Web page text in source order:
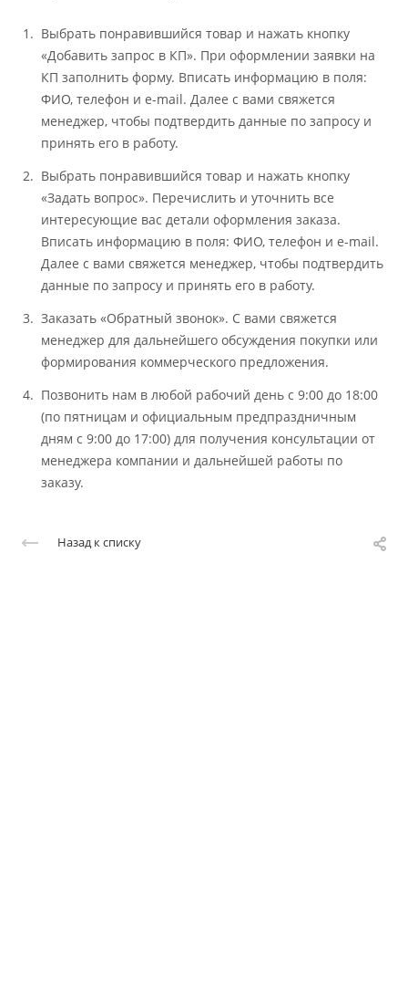
Выбрать понравившийся товар и нажать кнопку
«Добавить запрос в КП». При оформлении заявки на
КП заполнить форму. Вписать информацию в поля:
ФИО, телефон и e-mail. Далее с вами свяжется
менеджер, чтобы подтвердить данные по запросу и
принять его в работу.
Выбрать понравившийся товар и нажать кнопку
«Задать вопрос». Перечислить и уточнить все
интересующие вас детали оформления заказа.
Вписать информацию в поля: ФИО, телефон и e-mail.
Далее с вами свяжется менеджер, чтобы подтвердить
данные по запросу и принять его в работу.
Заказать «Обратный звонок». С вами свяжется
менеджер для дальнейшего обсуждения покупки или
формирования коммерческого предложения.
Позвонить нам в любой рабочий день с 9:00 до 18:00
(по пятницам и официальным предпраздничным
дням с 9:00 до 17:00) для получения консультации от
менеджера компании и дальнейшей работы по
заказу.
Назад к списку